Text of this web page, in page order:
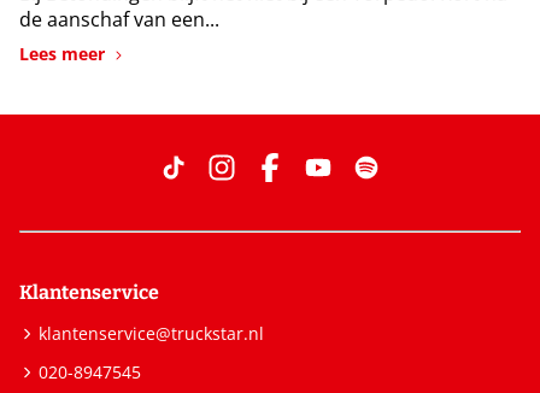
de aanschaf van een...
Lees meer
Klantenservice
klantenservice@truckstar.nl
020-8947545